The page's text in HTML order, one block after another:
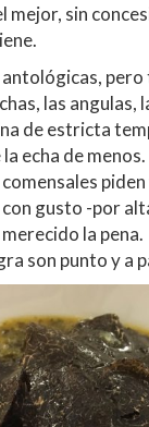
mejor, sin
antológicas,
las angulas,
de estricta
echa de
gusto -por
la
son punto y a